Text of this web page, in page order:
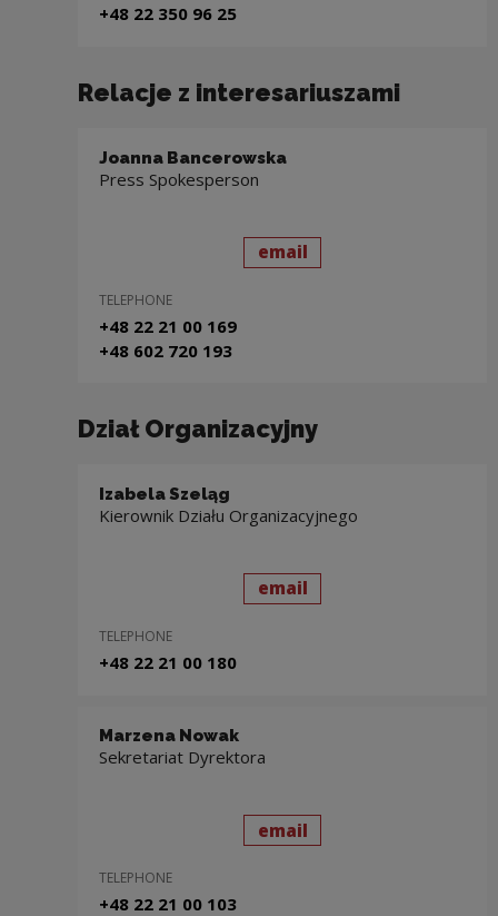
+48 22 350 96 25
Relacje z interesariuszami
Joanna Bancerowska
Press Spokesperson
send
emailto: Joanna
TELEPHONE
+48 22 21 00 169
+48 602 720 193
Dział Organizacyjny
Izabela Szeląg
Kierownik Działu Organizacyjnego
send
emailto: Izabela Szeląg
TELEPHONE
+48 22 21 00 180
Marzena Nowak
Sekretariat Dyrektora
send
emailto: Marzena Nowak
TELEPHONE
+48 22 21 00 103